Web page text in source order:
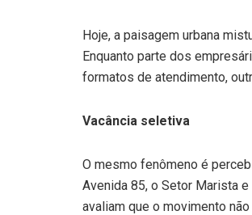
Hoje, a paisagem urbana
Enquanto parte dos
formatos de atendimento,
Vacância seletiva
O mesmo fenômeno é
Avenida 85, o Setor Marista
avaliam que o movimento